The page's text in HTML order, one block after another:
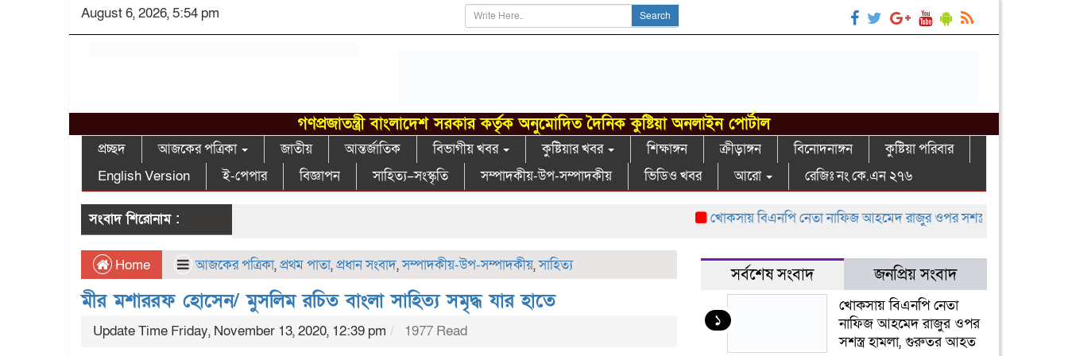
August 6, 2026, 5:54 pm Search
গণপ্রজাতন্ত্রী বাংলাদেশ সরকার কর্তৃক অনুমোদিত দৈনিক কুষ্টিয়া অনলাইন পোর্টাল
প্রচ্ছদ আজকের পত্রিকা জাতীয় আন্তর্জাতিক বিভাগীয় খবর কুষ্টিয়ার খবর শিক্ষাঙ্গন ক্রীড়াঙ্গন বিনোদনাঙ্গন
কুষ্টিয়া পরিবার
English Version
ই-পেপার বিজ্ঞাপন সাহিত্য–সংস্কৃতি সম্পাদকীয়-উপ-সম্পাদকীয় ভিডিও খবর আরো রেজিঃ নং কে.এন ২৭৬
সংবাদ শিরোনাম : খোকসায় বিএনপি নেতা নাফিজ আহমেদ রাজুর ওপর সশস্ত্র হামলা, গুরুতর আহত
Home আজকের পত্রিকা,প্রথম পাতা,প্রধান সংবাদ,সম্পাদকীয়-উপ-সম্পাদকীয়,সাহিত্য
মীর মশাররফ হোসেন/ মুসলিম রচিত বাংলা সাহিত্য সমৃদ্ধ যার হাতে
Update Time Friday, November 13, 2020, 12:39 pm 1977 Read
সর্বশেষ সংবাদ জনপ্রিয় সংবাদ
১
খোকসায় বিএনপি নেতা
নাফিজ আহমেদ রাজুর ওপর
সশস্ত্র হামলা, গুরুতর আহত